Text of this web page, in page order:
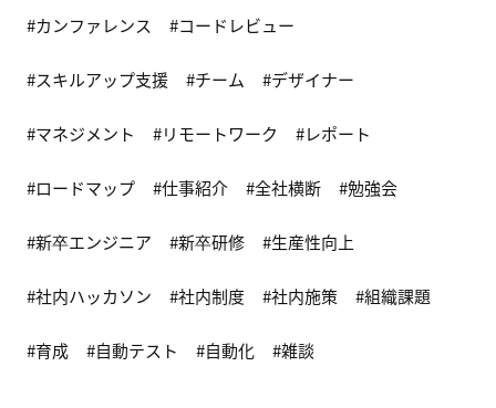
カンファレンス コードレビュー
スキルアップ支援 チーム デザイナー
マネジメント リモートワーク レポート
ロードマップ 仕事紹介 全社横断 勉強会
新卒エンジニア 新卒研修 生産性向上
社内ハッカソン 社内制度 社内施策 組織課題
育成 自動テスト 自動化 雑談